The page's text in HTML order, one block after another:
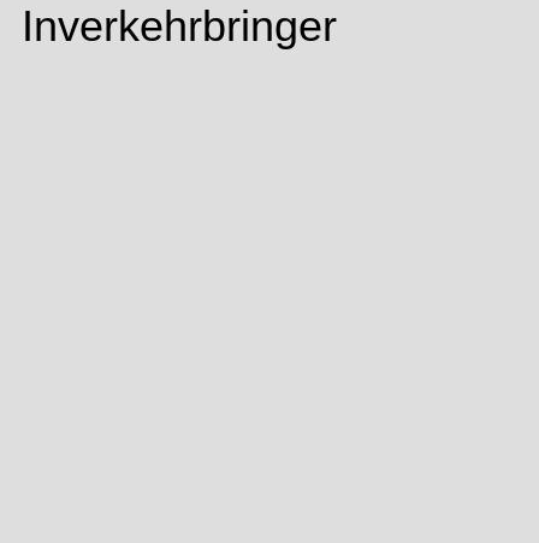
Inverkehrbringer